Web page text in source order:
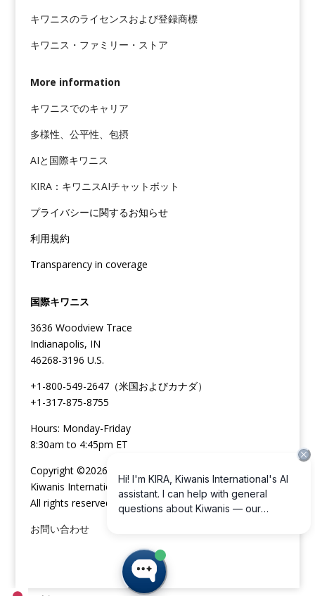
キワニスのライセンスおよび登録商標
キワニス・ファミリー・ストア
More information
キワニスでのキャリア
多様性、公平性、包摂
AIと国際キワニス
KIRA：キワニスAIチャットボット
プライバシーに関するお知らせ
利用規約
Transparency in coverage
国際キワニス
3636 Woodview Trace
Indianapolis, IN
46268-3196 U.S.
+1-800-549-2647（米国およびカナダ）
+1-317-875-8755
Hours: Monday-Friday
8:30am to 4:45pm ET
Copyright ©2026
Kiwanis International
All rights reserved
お問い合わせ